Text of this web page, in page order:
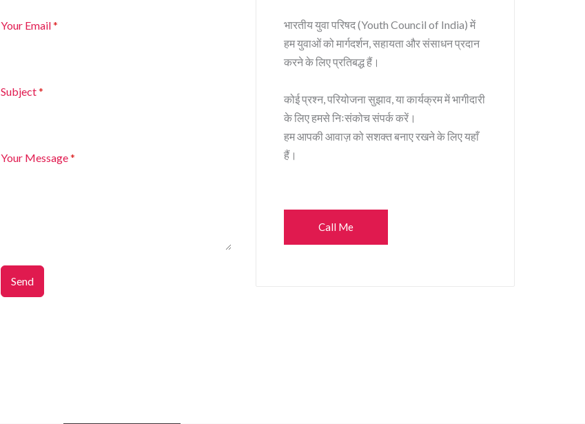
Your Email*
Subject*
Your Message*
Send
भारतीय युवा परिषद (Youth Council of India) में
हम युवाओं को मार्गदर्शन, सहायता और संसाधन प्रदान
करने के लिए प्रतिबद्ध हैं।
कोई प्रश्न, परियोजना सुझाव, या कार्यक्रम में भागीदारी
के लिए हमसे निःसंकोच संपर्क करें।
हम आपकी आवाज़ को सशक्त बनाए रखने के लिए यहाँ
हैं।
Call Me